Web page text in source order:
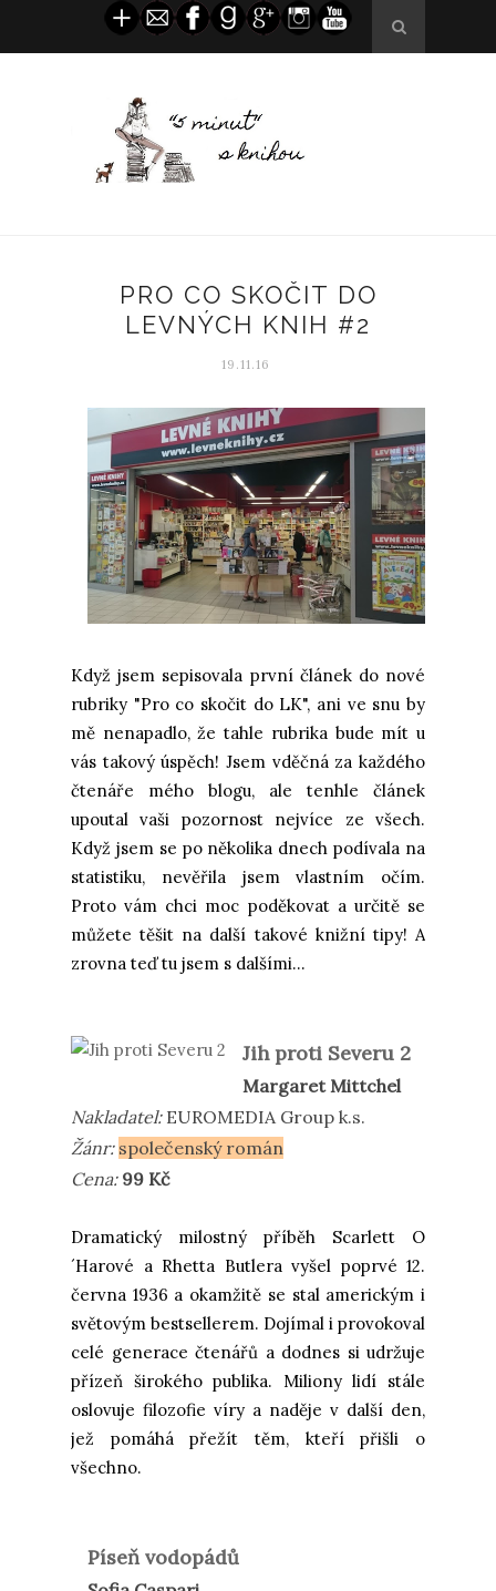
PRO CO SKOČIT DO
LEVNÝCH KNIH #2
19.11.16
Když jsem sepisovala první článek do nové
rubriky "Pro co skočit do LK", ani ve snu by
mě nenapadlo, že tahle rubrika bude mít u
vás takový úspěch! Jsem vděčná za každého
čtenáře mého blogu, ale tenhle článek
upoutal vaši pozornost nejvíce ze všech.
Když jsem se po několika dnech podívala na
statistiku, nevěřila jsem vlastním očím.
Proto vám chci moc poděkovat a určitě se
můžete těšit na další takové knižní tipy! A
zrovna teď tu jsem s dalšími...
Jih proti Severu 2
Margaret Mittchel
Nakladatel: EUROMEDIA Group k.s.
Žánr: společenský román
Cena: 99 Kč
Dramatický milostný příběh Scarlett O
´Harové a Rhetta Butlera vyšel poprvé 12.
června 1936 a okamžitě se stal americkým i
světovým bestsellerem. Dojímal i provokoval
celé generace čtenářů a dodnes si udržuje
přízeň širokého publika. Miliony lidí stále
oslovuje filozofie víry a naděje v další den,
jež pomáhá přežít těm, kteří přišli o
všechno.
Píseň vodopádů